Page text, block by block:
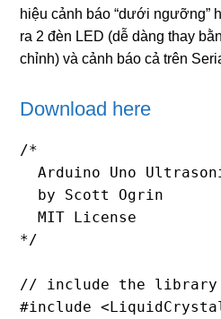
hiệu cảnh báo “dưới ngưỡng”
ra 2 đèn LED (dễ dàng thay
chỉnh) và cảnh báo cả trên
Download here
/*
Arduino Uno
  by Scott Ogrin
  MIT License
*/
// include the library
#include